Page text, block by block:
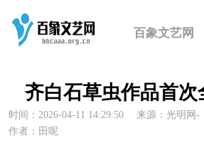
百象文艺网
齐白石草虫作品首次
时间：2026-04-11 14:29:50
来源：光明网-
作者：田呢